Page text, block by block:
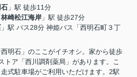
」駅 徒歩11分
林崎松江海岸 」駅 徒歩27分
」駅 バス28分 神姫バス「西明石町３丁
西明石」のここがイチオシ。家から徒歩
トア「西川調剤薬局」があります。こ
式駐車場がご利用いただけます。2駅